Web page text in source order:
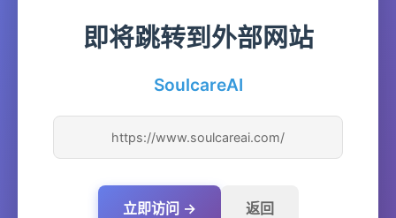
即将跳转到外部网站
SoulcareAI
https://www.soulcareai.com/
立即访问 → 返回